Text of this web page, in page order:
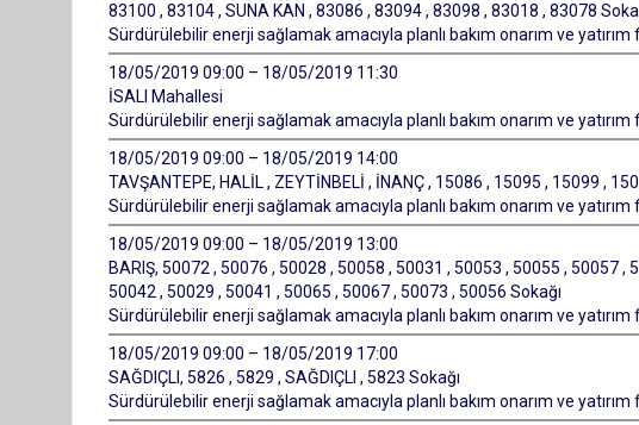
83100 , 83104 , SUNA KAN , 83086 , 83094 , 83098 , 83018 , 83078
Sürdürülebilir enerji sağlamak amacıyla planlı bakım onarım ve
18/05/2019 09:00 – 18/05/2019 11:30
İSALI Mahallesi
Sürdürülebilir enerji sağlamak amacıyla planlı bakım onarım ve
18/05/2019 09:00 – 18/05/2019 14:00
TAVŞANTEPE, HALİL , ZEYTİNBELİ , İNANÇ , 15086 , 15095 , 15099 ,
Sürdürülebilir enerji sağlamak amacıyla planlı bakım onarım ve
18/05/2019 09:00 – 18/05/2019 13:00
BARIŞ, 50072 , 50076 , 50028 , 50058 , 50031 , 50053 , 50055 , 50057
50042 , 50029 , 50041 , 50065 , 50067 , 50073 , 50056 Sokağı
Sürdürülebilir enerji sağlamak amacıyla planlı bakım onarım ve
18/05/2019 09:00 – 18/05/2019 17:00
SAĞDIÇLI, 5826 , 5829 , SAĞDIÇLI , 5823 Sokağı
Sürdürülebilir enerji sağlamak amacıyla planlı bakım onarım ve